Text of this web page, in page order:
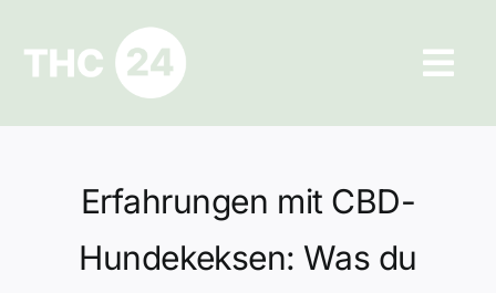
springen
Ratgeber
Hilfe und Kontakt
Datenschutz
Erfahrungen mit CBD-
Hundekeksen: Was du